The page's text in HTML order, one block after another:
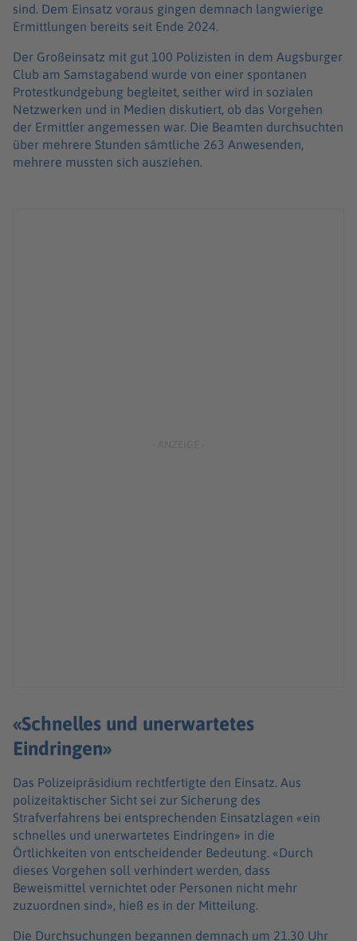
sind. Dem Einsatz voraus gingen demnach langwierige
Ermittlungen bereits seit Ende 2024.
Der Großeinsatz mit gut 100 Polizisten in dem Augsburger
Club am Samstagabend wurde von einer spontanen
Protestkundgebung begleitet, seither wird in sozialen
Netzwerken und in Medien diskutiert, ob das Vorgehen
der Ermittler angemessen war. Die Beamten durchsuchten
über mehrere Stunden sämtliche 263 Anwesenden,
mehrere mussten sich ausziehen.
«Schnelles und unerwartetes
Eindringen»
Das Polizeipräsidium rechtfertigte den Einsatz. Aus
polizeitaktischer Sicht sei zur Sicherung des
Strafverfahrens bei entsprechenden Einsatzlagen «ein
schnelles und unerwartetes Eindringen» in die
Örtlichkeiten von entscheidender Bedeutung. «Durch
dieses Vorgehen soll verhindert werden, dass
Beweismittel vernichtet oder Personen nicht mehr
zuzuordnen sind», hieß es in der Mitteilung.
Die Durchsuchungen begannen demnach um 21.30 Uhr